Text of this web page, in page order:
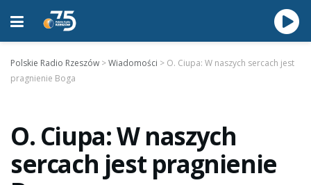
Polskie Radio Rzeszów >Wiadomości > O. Ciupa: W naszych sercach jest
pragnienie Boga
O. Ciupa: W naszych
sercach jest pragnienie